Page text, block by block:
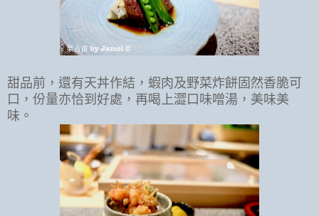
甜品前，還有天丼作結，蝦肉及野菜炸餅固然香脆可
口，份量亦恰到好處，再喝上澀口味噌湯，美味美
味。